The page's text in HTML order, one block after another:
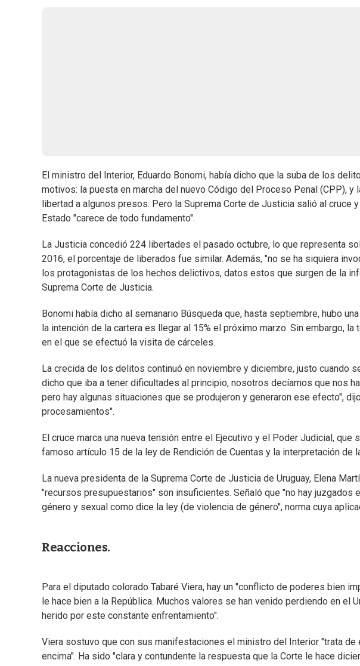
El ministro del Interior, Eduardo Bonomi, había dicho que la suba de los
motivos: la puesta en marcha del nuevo Código del Proceso Penal (CPP),
libertad a algunos presos. Pero la Suprema Corte de Justicia salió al cruce
Estado "carece de todo fundamento".
La Justicia concedió 224 libertades el pasado octubre, lo que representa
2016, el porcentaje de liberados fue similar. Además, "no se ha siquiera
los protagonistas de los hechos delictivos, datos estos que surgen de la
Suprema Corte de Justicia.
Bonomi había dicho al semanario Búsqueda que, hasta septiembre, hubo
la intención de la cartera es llegar al 15% el próximo marzo. Sin embargo,
en el que se efectuó la visita de cárceles.
La crecida de los delitos continuó en noviembre y diciembre, justo cuando
dicho que iba a tener dificultades al principio, nosotros decíamos que nos
pero hay algunas situaciones que se produjeron y generaron ese efecto",
procesamientos".
El cruce marca una nueva tensión entre el Ejecutivo y el Poder Judicial,
famoso artículo 15 de la ley de Rendición de Cuentas y la interpretación de
La nueva presidenta de la Suprema Corte de Justicia de Uruguay, Elena
"recursos presupuestarios" son insuficientes. Señaló que "no hay
género y sexual como dice la ley (de violencia de género", norma cuya
Reacciones.
Para el diputado colorado Tabaré Viera, hay un "conflicto de poderes bien
le hace bien a la República. Muchos valores se han venido perdiendo en el
herido por este constante enfrentamiento".
Viera sostuvo que con sus manifestaciones el ministro del Interior "trata
encima". Ha sido "clara y contundente la respuesta que la Corte le hace